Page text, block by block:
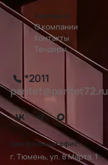
Компания
О компании
Контакты
Тендеры
*2011
paritet@paritet72.ru
Центральный офис
г. Тюмень, ул. 8 Марта, 1